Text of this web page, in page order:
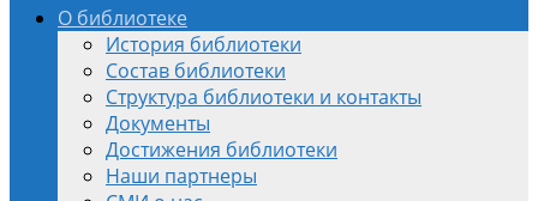
О библиотеке
История библиотеки
Состав библиотеки
Структура библиотеки и контакты
Документы
Достижения библиотеки
Наши партнеры